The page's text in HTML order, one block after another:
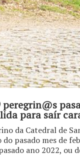
para saír
da Catedral de
pasado mes de
ano 2022, ou